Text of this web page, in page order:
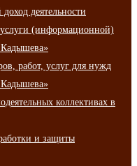
деятельности
услуги (информационной)
работ, услуг для нужд
коллективах в
и защиты